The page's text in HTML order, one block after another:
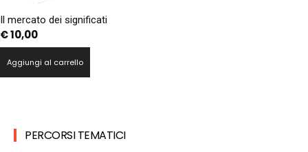
Il mercato dei significati
€10,00
Aggiungi al carrello
PERCORSI TEMATICI